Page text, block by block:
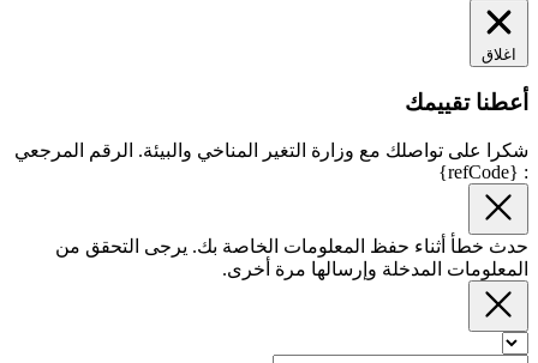
اغلاق
أعطنا تقييمك
شكرا على تواصلك مع وزارة التغير المناخي والبيئة. الرقم المرجعي
: {refCode}
حدث خطأ أثناء حفظ المعلومات الخاصة بك. يرجى التحقق من
المعلومات المدخلة وإرسالها مرة أخرى.